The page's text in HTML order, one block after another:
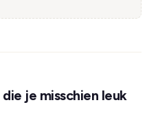
je misschien leuk